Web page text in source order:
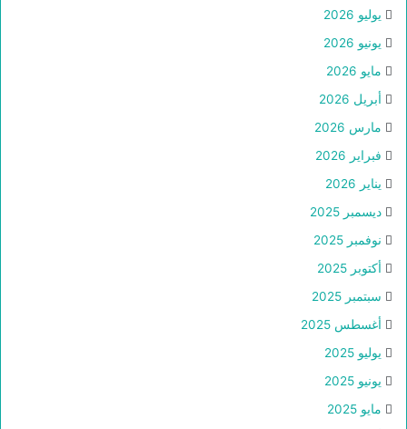
يوليو 2026
يونيو 2026
مايو 2026
أبريل 2026
مارس 2026
فبراير 2026
يناير 2026
ديسمبر 2025
نوفمبر 2025
أكتوبر 2025
سبتمبر 2025
أغسطس 2025
يوليو 2025
يونيو 2025
مايو 2025